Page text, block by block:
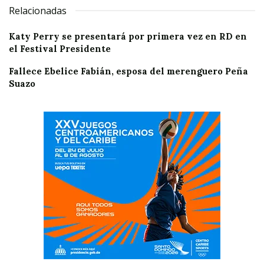
Relacionadas
Katy Perry se presentará por primera vez en RD en
el Festival Presidente
Fallece Ebelice Fabián, esposa del merenguero Peña
Suazo